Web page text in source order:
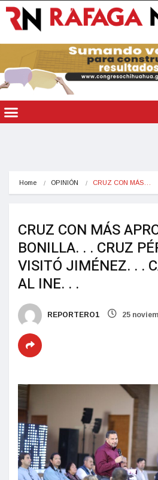
Home OPINIÓN CRUZ CON MÁS…
CRUZ CON MÁS
BONILLA. . . CRUZ
VISITÓ JIMÉNEZ. . .
AL INE. . .
REPORTERO1 25